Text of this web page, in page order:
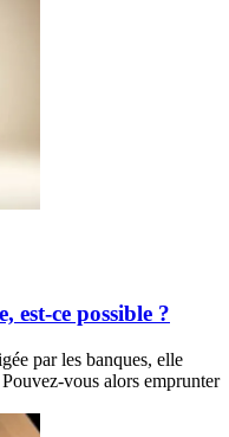
est-ce possible ?
par les banques, elle
vous alors emprunter